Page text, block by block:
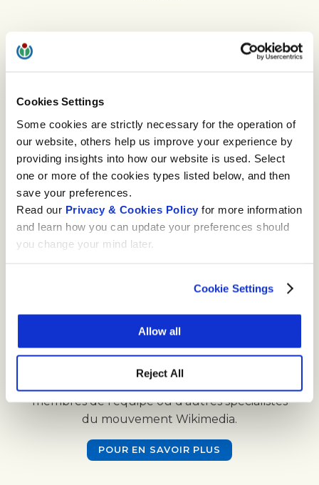
Cookies Settings
Some cookies are strictly necessary for the operation of
our website, others help us improve your experience by
providing insights into how our website is used. Select
one or more of the cookies types listed below, and then
save your preferences.
Read our Privacy & Cookies Policy for more information
and learn how you can update your preferences should
you change your mind later.
Cookie Settings
Allow all
Reject All
nous vous aidons à trouver des informations
POUR EN SAVOIR PLUS
Photos et vidéos
Wikimedia Commons est une source
d’inspiration. Dans la mesure du possible, nous
fournissons des images et des visuels clés
Interviewez des partenaires
des Wikipédiennes et Wikipédiens, des
membres de l’équipe ou d’autres spécialistes
du mouvement Wikimedia.
POUR EN SAVOIR PLUS